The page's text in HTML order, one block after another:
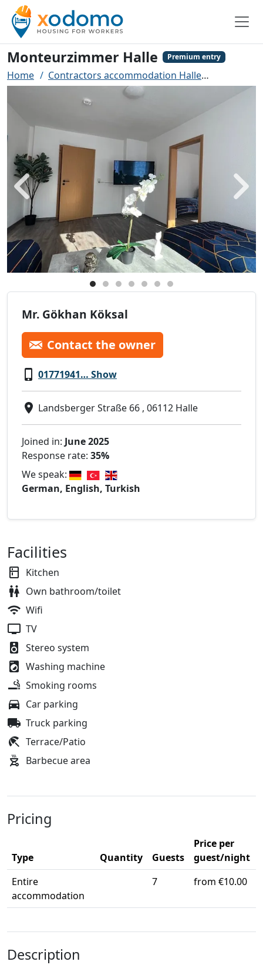
Monteurzimmer Halle Premium entry
Home Contractors accommodation Halle
Back Next
Mr. Gökhan Köksal
Contact the owner
01771941… Show
Landsberger Straße 66 , 06112 Halle
Joined in: June 2025
Response rate: 35%
We speak:
German, English, Turkish
Facilities
Kitchen
Own bathroom/toilet
Wifi
TV
Stereo system
Washing machine
Smoking rooms
Car parking
Truck parking
Terrace/Patio
Barbecue area
Pricing
Type Quantity Guests
Price per
guest/night
Entire
accommodation
7 from €10.00
Description